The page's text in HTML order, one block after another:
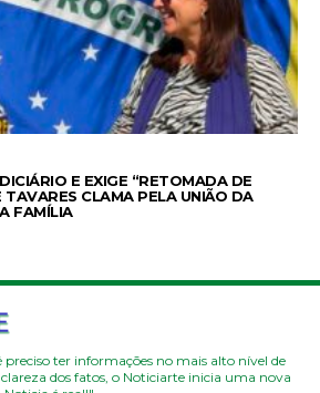
E EXIGE “RETOMADA DE
TAVARES CLAMA PELA UNIÃO DA
FAMÍLIA
ter informações no mais alto nível de
dos fatos, o Noticiarte inicia uma nova